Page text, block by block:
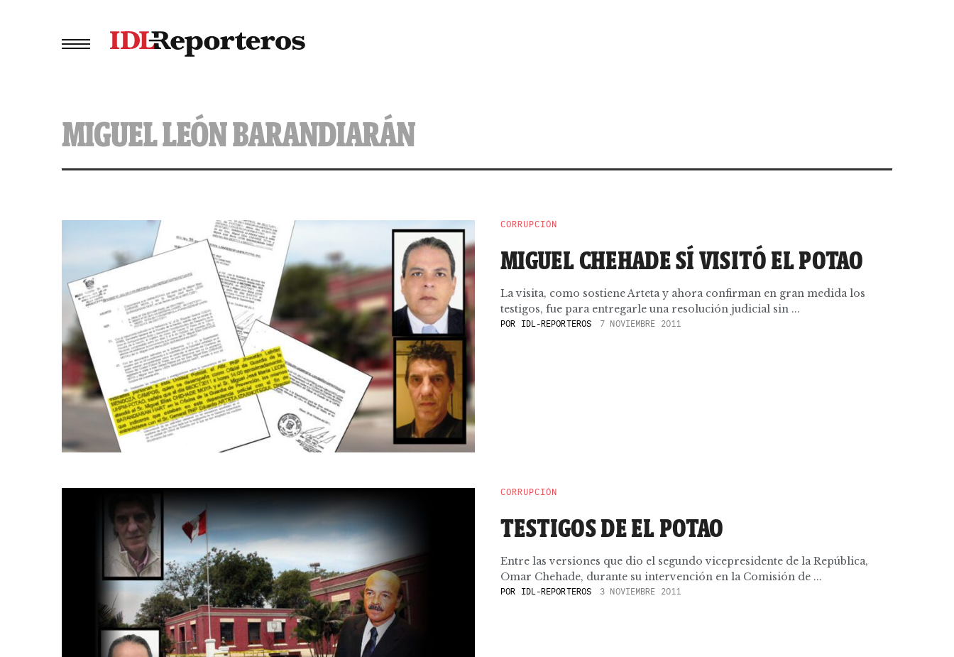
MIGUEL LEÓN BARANDIARÁN
CORRUPCIÓN
MIGUEL CHEHADE SÍ VISITÓ EL POTAO
La visita, como sostiene Arteta y ahora confirman en gran medida los
testigos, fue para entregarle una resolución judicial sin ...
POR IDL-REPORTEROS 7 NOVIEMBRE 2011
CORRUPCIÓN
TESTIGOS DE EL POTAO
Entre las versiones que dio el segundo vicepresidente de la República,
Omar Chehade, durante su intervención en la Comisión de ...
POR IDL-REPORTEROS 3 NOVIEMBRE 2011